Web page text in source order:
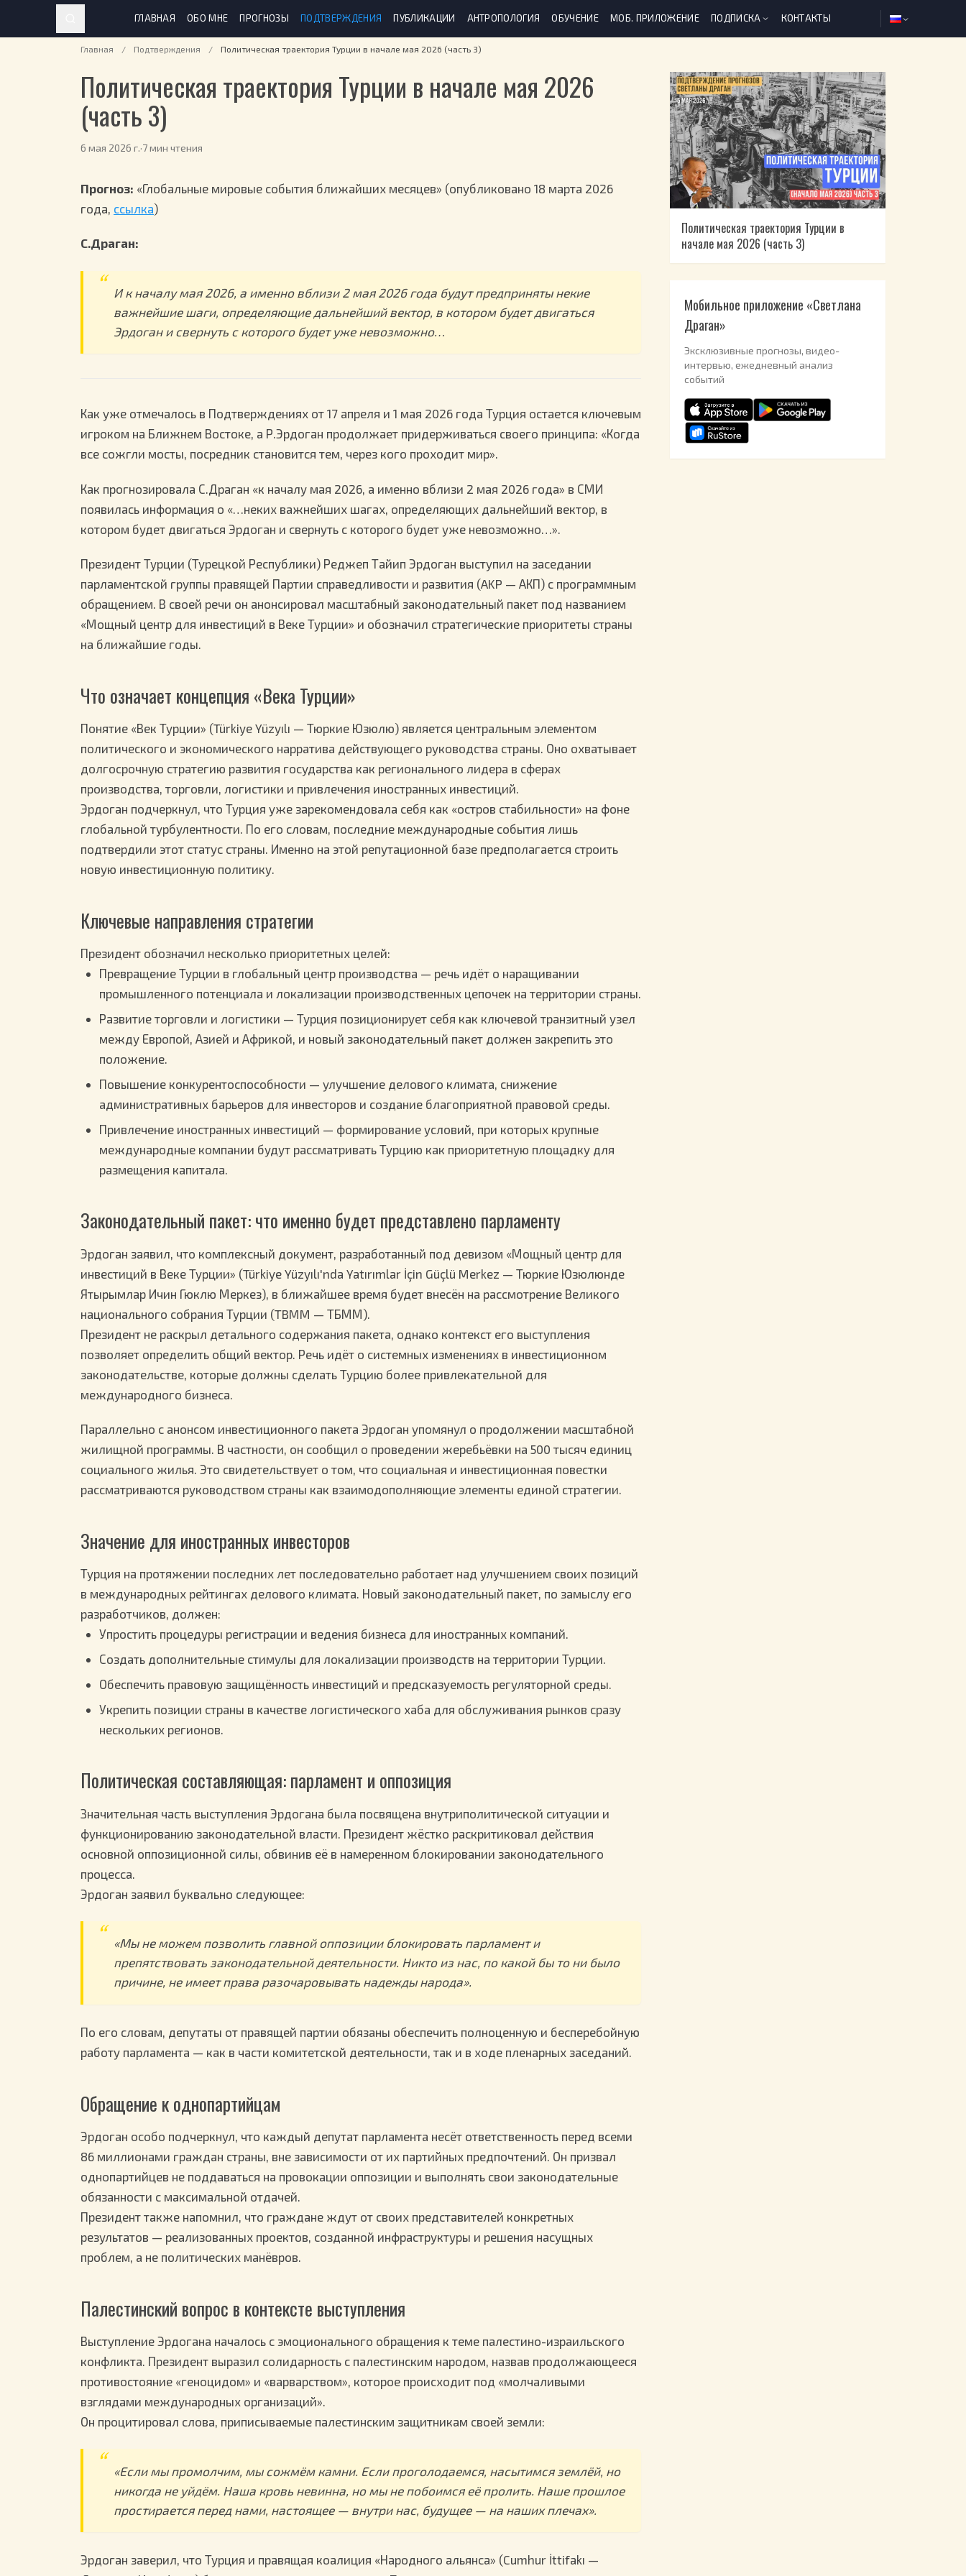
ГЛАВНАЯ ОБО МНЕ ПРОГНОЗЫ ПОДТВЕРЖДЕНИЯ ПУБЛИКАЦИИ АНТРОПОЛОГИЯ ОБУЧЕНИЕ МОБ. ПРИЛОЖЕНИЕ ПОДПИСКА КОНТАКТЫ
Главная / Подтверждения / Политическая траектория Турции в начале мая 2026 (часть 3)
Политическая траектория Турции в начале мая 2026
(часть 3)
6 мая 2026 г.·7 мин чтения
Прогноз: «Глобальные мировые события ближайших месяцев» (опубликовано 18 марта 2026
года, ссылка)
С.Драган:
И к началу мая 2026, а именно вблизи 2 мая 2026 года будут предприняты некие
важнейшие шаги, определяющие дальнейший вектор, в котором будет двигаться
Эрдоган и свернуть с которого будет уже невозможно…
Как уже отмечалось в Подтверждениях от 17 апреля и 1 мая 2026 года Турция остается ключевым
игроком на Ближнем Востоке, а Р.Эрдоган продолжает придерживаться своего принципа: «Когда
все сожгли мосты, посредник становится тем, через кого проходит мир».
Как прогнозировала С.Драган «к началу мая 2026, а именно вблизи 2 мая 2026 года» в СМИ
появилась информация о «…неких важнейших шагах, определяющих дальнейший вектор, в
котором будет двигаться Эрдоган и свернуть с которого будет уже невозможно…».
Президент Турции (Турецкой Республики) Реджеп Тайип Эрдоган выступил на заседании
парламентской группы правящей Партии справедливости и развития (AKP — АКП) с программным
обращением. В своей речи он анонсировал масштабный законодательный пакет под названием
«Мощный центр для инвестиций в Веке Турции» и обозначил стратегические приоритеты страны
на ближайшие годы.
Что означает концепция «Века Турции»
Понятие «Век Турции» (Türkiye Yüzyılı — Тюркие Юзюлю) является центральным элементом
политического и экономического нарратива действующего руководства страны. Оно охватывает
долгосрочную стратегию развития государства как регионального лидера в сферах
производства, торговли, логистики и привлечения иностранных инвестиций.
Эрдоган подчеркнул, что Турция уже зарекомендовала себя как «остров стабильности» на фоне
глобальной турбулентности. По его словам, последние международные события лишь
подтвердили этот статус страны. Именно на этой репутационной базе предполагается строить
новую инвестиционную политику.
Ключевые направления стратегии
Президент обозначил несколько приоритетных целей:
Превращение Турции в глобальный центр производства — речь идёт о наращивании
промышленного потенциала и локализации производственных цепочек на территории страны.
Развитие торговли и логистики — Турция позиционирует себя как ключевой транзитный узел
между Европой, Азией и Африкой, и новый законодательный пакет должен закрепить это
положение.
Повышение конкурентоспособности — улучшение делового климата, снижение
административных барьеров для инвесторов и создание благоприятной правовой среды.
Привлечение иностранных инвестиций — формирование условий, при которых крупные
международные компании будут рассматривать Турцию как приоритетную площадку для
размещения капитала.
Законодательный пакет: что именно будет представлено парламенту
Эрдоган заявил, что комплексный документ, разработанный под девизом «Мощный центр для
инвестиций в Веке Турции» (Türkiye Yüzyılı'nda Yatırımlar İçin Güçlü Merkez — Тюркие Юзюлюнде
Ятырымлар Ичин Гюклю Меркез), в ближайшее время будет внесён на рассмотрение Великого
национального собрания Турции (TBMM — ТБММ).
Президент не раскрыл детального содержания пакета, однако контекст его выступления
позволяет определить общий вектор. Речь идёт о системных изменениях в инвестиционном
законодательстве, которые должны сделать Турцию более привлекательной для
международного бизнеса.
Параллельно с анонсом инвестиционного пакета Эрдоган упомянул о продолжении масштабной
жилищной программы. В частности, он сообщил о проведении жеребьёвки на 500 тысяч единиц
социального жилья. Это свидетельствует о том, что социальная и инвестиционная повестки
рассматриваются руководством страны как взаимодополняющие элементы единой стратегии.
Значение для иностранных инвесторов
Турция на протяжении последних лет последовательно работает над улучшением своих позиций
в международных рейтингах делового климата. Новый законодательный пакет, по замыслу его
разработчиков, должен:
Упростить процедуры регистрации и ведения бизнеса для иностранных компаний.
Создать дополнительные стимулы для локализации производств на территории Турции.
Обеспечить правовую защищённость инвестиций и предсказуемость регуляторной среды.
Укрепить позиции страны в качестве логистического хаба для обслуживания рынков сразу
нескольких регионов.
Политическая составляющая: парламент и оппозиция
Значительная часть выступления Эрдогана была посвящена внутриполитической ситуации и
функционированию законодательной власти. Президент жёстко раскритиковал действия
основной оппозиционной силы, обвинив её в намеренном блокировании законодательного
процесса.
Эрдоган заявил буквально следующее:
«Мы не можем позволить главной оппозиции блокировать парламент и
препятствовать законодательной деятельности. Никто из нас, по какой бы то ни было
причине, не имеет права разочаровывать надежды народа».
По его словам, депутаты от правящей партии обязаны обеспечить полноценную и бесперебойную
работу парламента — как в части комитетской деятельности, так и в ходе пленарных заседаний.
Обращение к однопартийцам
Эрдоган особо подчеркнул, что каждый депутат парламента несёт ответственность перед всеми
86 миллионами граждан страны, вне зависимости от их партийных предпочтений. Он призвал
однопартийцев не поддаваться на провокации оппозиции и выполнять свои законодательные
обязанности с максимальной отдачей.
Президент также напомнил, что граждане ждут от своих представителей конкретных
результатов — реализованных проектов, созданной инфраструктуры и решения насущных
проблем, а не политических манёвров.
Палестинский вопрос в контексте выступления
Выступление Эрдогана началось с эмоционального обращения к теме палестино-израильского
конфликта. Президент выразил солидарность с палестинским народом, назвав продолжающееся
противостояние «геноцидом» и «варварством», которое происходит под «молчаливыми
взглядами международных организаций».
Он процитировал слова, приписываемые палестинским защитникам своей земли:
«Если мы промолчим, мы сожмём камни. Если проголодаемся, насытимся землёй, но
никогда не уйдём. Наша кровь невинна, но мы не побоимся её пролить. Наше прошлое
простирается перед нами, настоящее — внутри нас, будущее — на наших плечах».
Эрдоган заверил, что Турция и правящая коалиция «Народного альянса» (Cumhur İttifakı —
Политическая траектория Турции в
начале мая 2026 (часть 3)
Мобильное приложение «Светлана
Драган»
Эксклюзивные прогнозы, видео-
интервью, ежедневный анализ
событий